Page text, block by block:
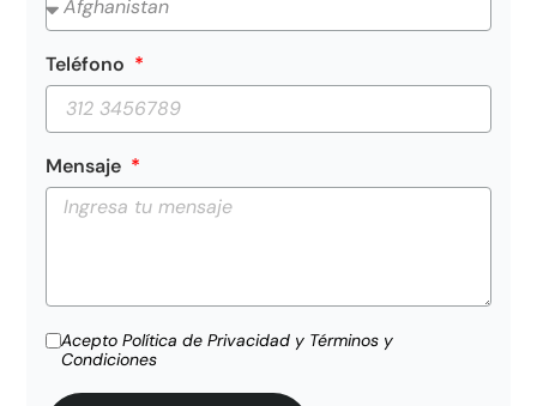
Teléfono
Mensaje
Acepto Política de Privacidad y Términos y
Condiciones